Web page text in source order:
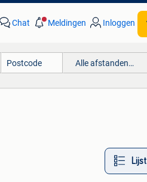
Chat Meldingen Inloggen
Alle afstanden…
Lijst